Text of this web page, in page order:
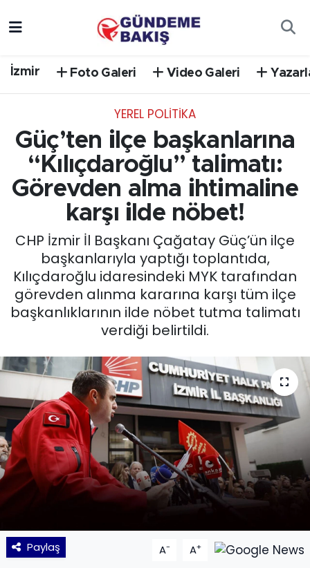
İzmir Foto Galeri Video Galeri
YEREL POLİTİKA
Güç’ten ilçe başkanlarına
“Kılıçdaroğlu” talimatı:
Görevden alma ihtimaline
karşı ilde nöbet!
CHP İzmir İl Başkanı Çağatay Güç’ün ilçe
başkanlarıyla yaptığı toplantıda,
Kılıçdaroğlu idaresindeki MYK tarafından
görevden alınma kararına karşı tüm ilçe
başkanlıklarının ilde nöbet tutma talimatı
verdiği belirtildi.
Paylaş A- A+
EGE
EĞİTİM
EKONOMİ
English News
GÜNCEL
KÜLTÜR SANAT
MAGAZİN
POLİTİKA
SAĞLIK
Siyaset
TEKNOLOJİ
Trafik Durumu
Süper Lig Puan Durumu ve Fikstür
Tüm Manşetler
Son Dakika Haberleri
Haber Arşivi